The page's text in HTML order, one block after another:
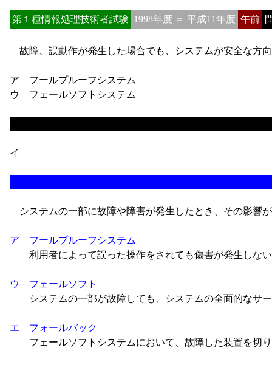
第１種情報処理技術者試験 1998年度 ＝ 平成11年度 午前
故障、誤動作が発生した場合でも、システムが安全な方
ア フールプルーフシステム
ウ フェールソフトシステム
イ
システムの一部に故障や障害が発生したとき、その影響
ア フールプルーフシステム
利用者によって誤った操作をされても傷害が発生しな
ウ フェールソフト
システムの一部が故障しても、システムの全面的なサ
エ フォールバック
フェールソフトシステムにおいて、故障した装置を切